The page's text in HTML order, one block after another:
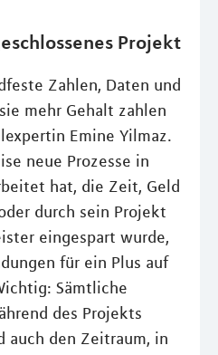
Projekt
Zahlen, Daten und
mehr Gehalt zahlen
Emine Yilmaz.
neue Prozesse in
hat, die Zeit, Geld
durch sein Projekt
eingespart wurde,
für ein Plus auf
Sämtliche
des Projekts
auch den Zeitraum, in